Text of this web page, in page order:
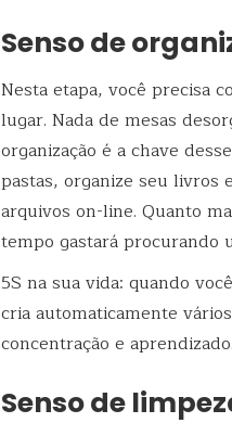
Senso de
Nesta etapa, você precisa
lugar. Nada de mesas
organização é a chave
pastas, organize seu livros
arquivos on-line. Quanto
tempo gastará procurando
5S na sua vida: quando
cria automaticamente
concentração e aprendizado.
Senso de